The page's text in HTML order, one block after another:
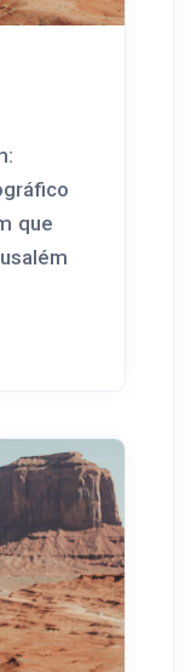
que